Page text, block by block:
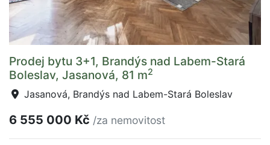
Prodej bytu 3+1, Brandýs nad Labem-Stará
Boleslav, Jasanová, 81 m2
Jasanová, Brandýs nad Labem-Stará Boleslav
6 555 000 Kč /za nemovitost